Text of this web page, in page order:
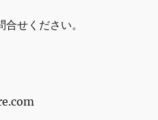
せください。